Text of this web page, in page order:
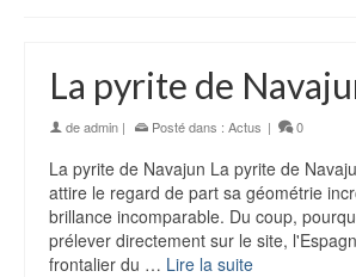
La pyrite de
deadmin | Posté dans : Actus | 0
La pyrite de Navajun La pyrite de
attire le regard de part sa géométrie
brillance incomparable. Du coup,
prélever directement sur le site,
frontalier du … Lire la suite